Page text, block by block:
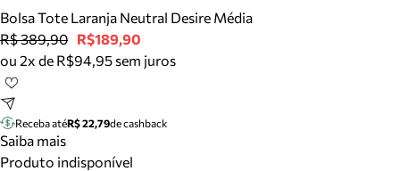
Tamanco
Tênis
Mule
Tire dúvidas sobre pedidos, devoluções e mais.
Meus pedidos
Bolsa Tote Laranja Neutral Desire Média
R$ 389,90 R$189,90
ou 2x de R$94,95 sem juros
Receba atéR$ 22,79de cashback
Saiba mais
Produto indisponível